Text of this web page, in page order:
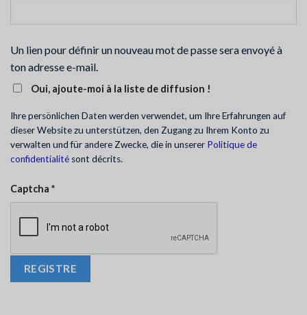
Un lien pour définir un nouveau mot de passe sera envoyé à
ton adresse e-mail.
Oui, ajoute-moi à la liste de diffusion !
Ihre persönlichen Daten werden verwendet, um Ihre Erfahrungen auf
dieser Website zu unterstützen, den Zugang zu Ihrem Konto zu
verwalten und für andere Zwecke, die in unserer Politique de
confidentialité sont décrits.
Captcha *
REGISTRE